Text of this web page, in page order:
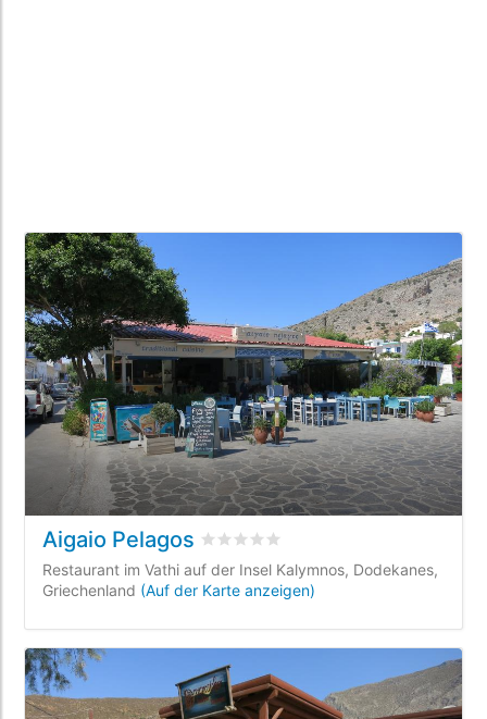
Aigaio Pelagos bewertet0
Restaurant im Vathi auf der Insel Kalymnos, Dodekanes,
Griechenland (Auf der Karte anzeigen)